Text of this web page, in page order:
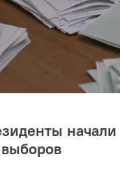
начали